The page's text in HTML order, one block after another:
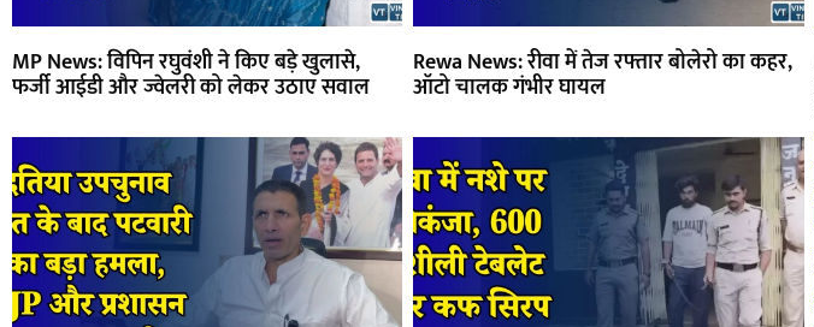
MP News: विपिन रघुवंशी ने किए बड़े खुलासे,
फर्जी आईडी और ज्वेलरी को लेकर उठाए सवाल
Rewa News: रीवा में तेज रफ्तार बोलेरो का कहर,
ऑटो चालक गंभीर घायल